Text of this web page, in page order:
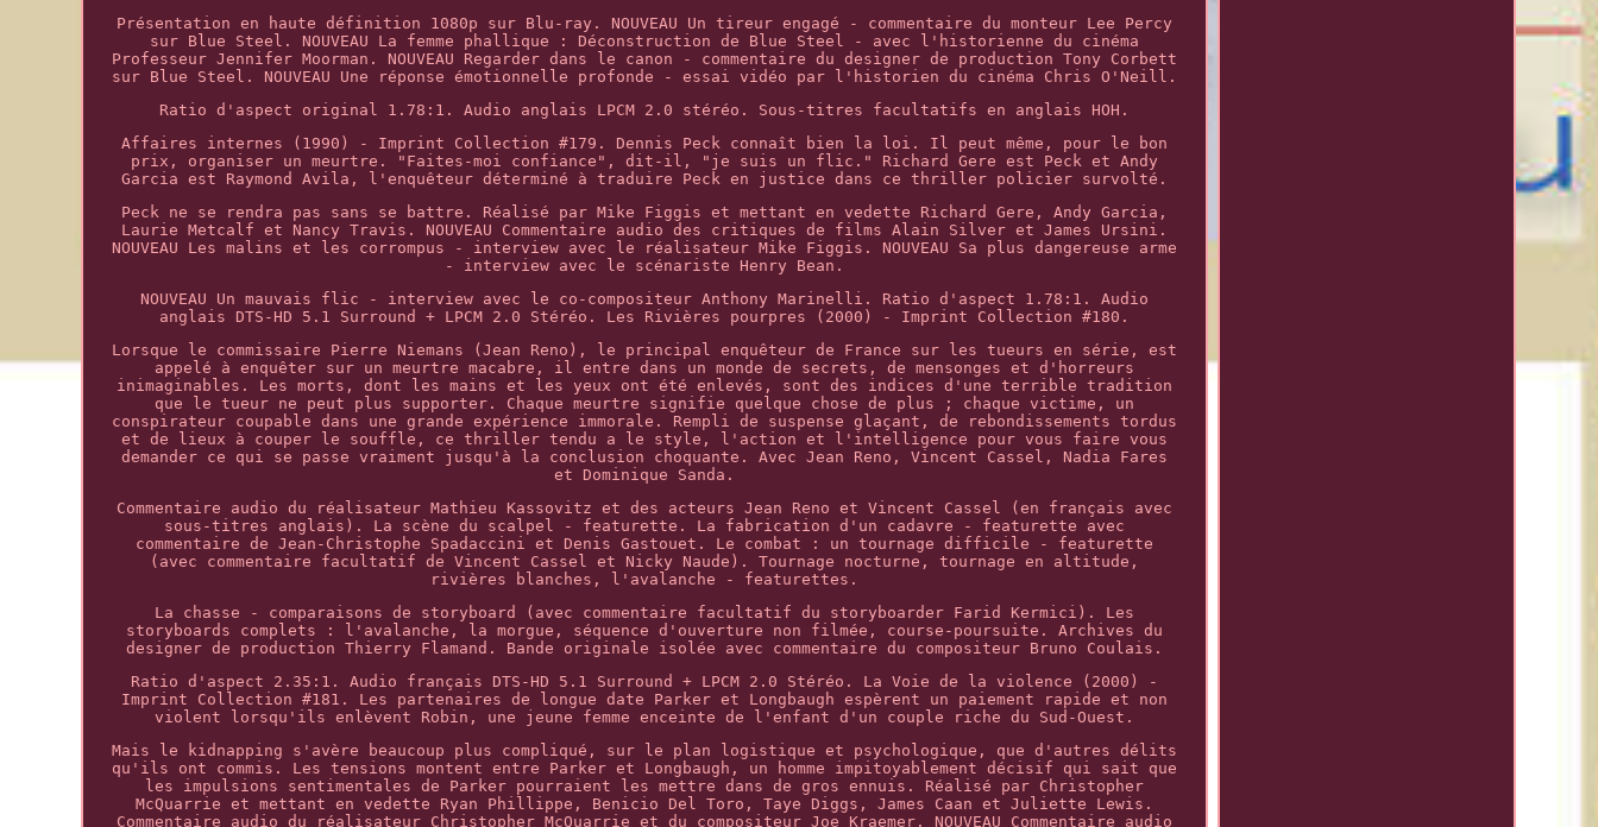
Présentation en haute définition 1080p sur Blu-ray. NOUVEAU Un tireur engagé - commentaire du monteur Lee Percy
sur Blue Steel. NOUVEAU La femme phallique : Déconstruction de Blue Steel - avec l'historienne du cinéma
Professeur Jennifer Moorman. NOUVEAU Regarder dans le canon - commentaire du designer de production Tony Corbett
sur Blue Steel. NOUVEAU Une réponse émotionnelle profonde - essai vidéo par l'historien du cinéma Chris O'Neill.
Ratio d'aspect original 1.78:1. Audio anglais LPCM 2.0 stéréo. Sous-titres facultatifs en anglais HOH.
Affaires internes (1990) - Imprint Collection #179. Dennis Peck connaît bien la loi. Il peut même, pour le bon
prix, organiser un meurtre. "Faites-moi confiance", dit-il, "je suis un flic." Richard Gere est Peck et Andy
Garcia est Raymond Avila, l'enquêteur déterminé à traduire Peck en justice dans ce thriller policier survolté.
Peck ne se rendra pas sans se battre. Réalisé par Mike Figgis et mettant en vedette Richard Gere, Andy Garcia,
Laurie Metcalf et Nancy Travis. NOUVEAU Commentaire audio des critiques de films Alain Silver et James Ursini.
NOUVEAU Les malins et les corrompus - interview avec le réalisateur Mike Figgis. NOUVEAU Sa plus dangereuse arme
- interview avec le scénariste Henry Bean.
NOUVEAU Un mauvais flic - interview avec le co-compositeur Anthony Marinelli. Ratio d'aspect 1.78:1. Audio
anglais DTS-HD 5.1 Surround + LPCM 2.0 Stéréo. Les Rivières pourpres (2000) - Imprint Collection #180.
Lorsque le commissaire Pierre Niemans (Jean Reno), le principal enquêteur de France sur les tueurs en série, est
appelé à enquêter sur un meurtre macabre, il entre dans un monde de secrets, de mensonges et d'horreurs
inimaginables. Les morts, dont les mains et les yeux ont été enlevés, sont des indices d'une terrible tradition
que le tueur ne peut plus supporter. Chaque meurtre signifie quelque chose de plus ; chaque victime, un
conspirateur coupable dans une grande expérience immorale. Rempli de suspense glaçant, de rebondissements tordus
et de lieux à couper le souffle, ce thriller tendu a le style, l'action et l'intelligence pour vous faire vous
demander ce qui se passe vraiment jusqu'à la conclusion choquante. Avec Jean Reno, Vincent Cassel, Nadia Fares
et Dominique Sanda.
Commentaire audio du réalisateur Mathieu Kassovitz et des acteurs Jean Reno et Vincent Cassel (en français avec
sous-titres anglais). La scène du scalpel - featurette. La fabrication d'un cadavre - featurette avec
commentaire de Jean-Christophe Spadaccini et Denis Gastouet. Le combat : un tournage difficile - featurette
(avec commentaire facultatif de Vincent Cassel et Nicky Naude). Tournage nocturne, tournage en altitude,
rivières blanches, l'avalanche - featurettes.
La chasse - comparaisons de storyboard (avec commentaire facultatif du storyboarder Farid Kermici). Les
storyboards complets : l'avalanche, la morgue, séquence d'ouverture non filmée, course-poursuite. Archives du
designer de production Thierry Flamand. Bande originale isolée avec commentaire du compositeur Bruno Coulais.
Ratio d'aspect 2.35:1. Audio français DTS-HD 5.1 Surround + LPCM 2.0 Stéréo. La Voie de la violence (2000) -
Imprint Collection #181. Les partenaires de longue date Parker et Longbaugh espèrent un paiement rapide et non
violent lorsqu'ils enlèvent Robin, une jeune femme enceinte de l'enfant d'un couple riche du Sud-Ouest.
Mais le kidnapping s'avère beaucoup plus compliqué, sur le plan logistique et psychologique, que d'autres délits
qu'ils ont commis. Les tensions montent entre Parker et Longbaugh, un homme impitoyablement décisif qui sait que
les impulsions sentimentales de Parker pourraient les mettre dans de gros ennuis. Réalisé par Christopher
McQuarrie et mettant en vedette Ryan Phillippe, Benicio Del Toro, Taye Diggs, James Caan et Juliette Lewis.
Commentaire audio du réalisateur Christopher McQuarrie et du compositeur Joe Kraemer. NOUVEAU Commentaire audio